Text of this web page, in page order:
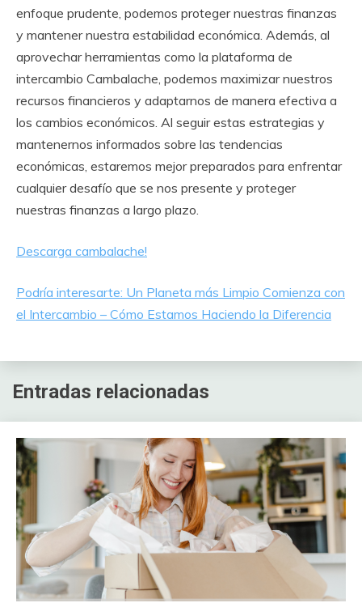
enfoque prudente, podemos proteger nuestras finanzas
y mantener nuestra estabilidad económica. Además, al
aprovechar herramientas como la plataforma de
intercambio Cambalache, podemos maximizar nuestros
recursos financieros y adaptarnos de manera efectiva a
los cambios económicos. Al seguir estas estrategias y
mantenernos informados sobre las tendencias
económicas, estaremos mejor preparados para enfrentar
cualquier desafío que se nos presente y proteger
nuestras finanzas a largo plazo.
Descarga cambalache!
Podría interesarte: Un Planeta más Limpio Comienza con
el Intercambio – Cómo Estamos Haciendo la Diferencia
Entradas relacionadas